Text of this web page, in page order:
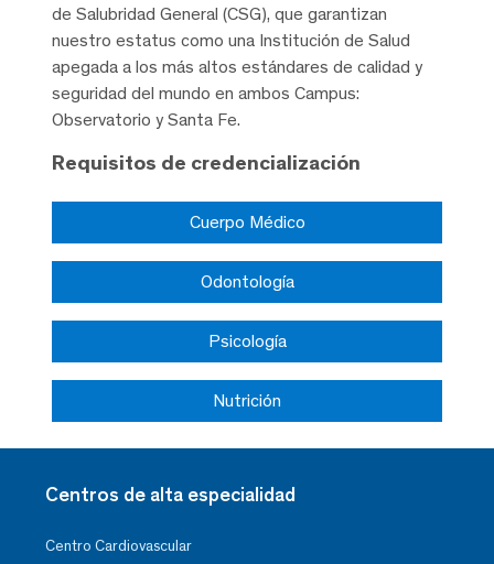
de Salubridad General (CSG), que garantizan
nuestro estatus como una Institución de Salud
apegada a los más altos estándares de calidad y
seguridad del mundo en ambos Campus:
Observatorio y Santa Fe.
Requisitos de credencialización
Cuerpo Médico
Odontología
Psicología
Nutrición
Centros de alta especialidad
Centro Cardiovascular